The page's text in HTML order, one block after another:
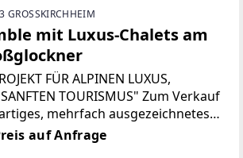
GROSSKIRCHHEIM
mit Luxus-Chalets am
FÜR ALPINEN LUXUS,
TOURISMUS" Zum Verkauf
mehrfach ausgezeichnetes
im Herzen des Nationalparks
Liegenschaft vereint
auf Anfrage